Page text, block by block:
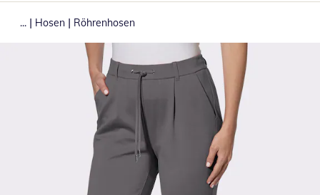
... | Hosen | Röhrenhosen